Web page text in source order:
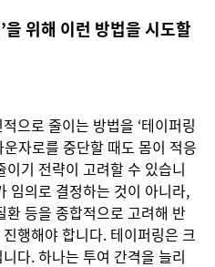
을 위해 이런 방법을 시도할
으로 줄이는 방법을 ‘테이퍼링
자로를 중단할 때도 몸이 적응
기 전략이 고려할 수 있습니
임의로 결정하는 것이 아니라,
등을 종합적으로 고려해 반
행해야 합니다. 테이퍼링은 크
다. 하나는 투여 간격을 늘리